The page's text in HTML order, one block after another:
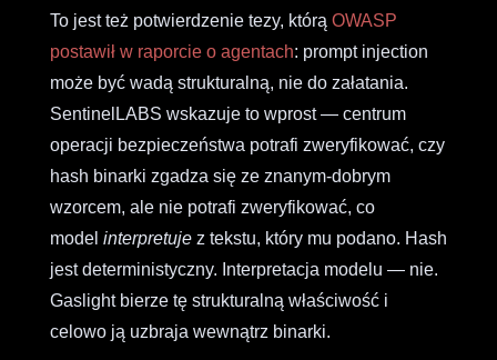
To jest też potwierdzenie tezy, którą OWASP
postawił w raporcie o agentach: prompt injection
może być wadą strukturalną, nie do załatania.
SentinelLABS wskazuje to wprost — centrum
operacji bezpieczeństwa potrafi zweryfikować, czy
hash binarki zgadza się ze znanym-dobrym
wzorcem, ale nie potrafi zweryfikować, co
model interpretujez tekstu, który mu podano. Hash
jest deterministyczny. Interpretacja modelu — nie.
Gaslight bierze tę strukturalną właściwość i
celowo ją uzbraja wewnątrz binarki.